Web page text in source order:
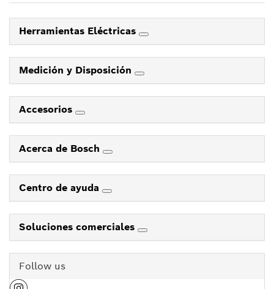
Herramientas Eléctricas
Medición y Disposición
Accesorios
Acerca de Bosch
Centro de ayuda
Soluciones comerciales
Follow us